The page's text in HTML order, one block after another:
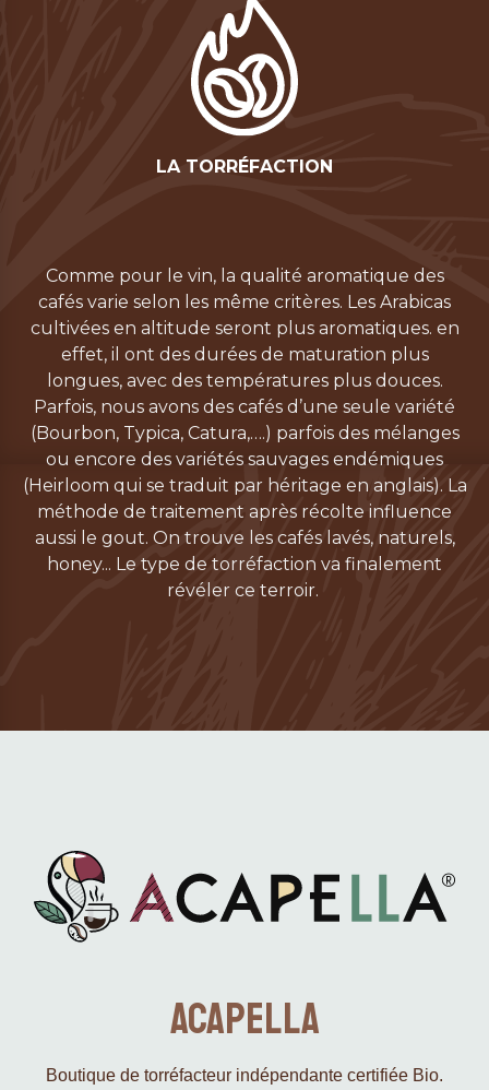
LA TORRÉFACTION
Comme pour le vin, la qualité aromatique des
cafés varie selon les même critères. Les Arabicas
cultivées en altitude seront plus aromatiques. en
effet, il ont des durées de maturation plus
longues, avec des températures plus douces.
Parfois, nous avons des cafés d’une seule variété
(Bourbon, Typica, Catura,….) parfois des mélanges
ou encore des variétés sauvages endémiques
(Heirloom qui se traduit par héritage en anglais). La
méthode de traitement après récolte influence
aussi le gout. On trouve les cafés lavés, naturels,
honey... Le type de torréfaction va finalement
révéler ce terroir.
Acapella
Boutique de torréfacteur indépendante certifiée Bio.